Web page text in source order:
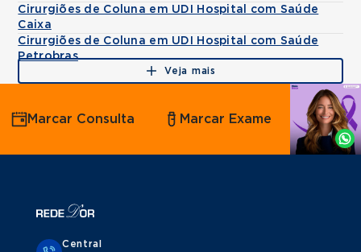
Cirurgiões de Coluna em UDI Hospital com Saúde
Caixa
Cirurgiões de Coluna em UDI Hospital com Saúde
Petrobras
Veja mais
Agende
por
Whatsapp
Marcar Consulta Marcar Exame
Central